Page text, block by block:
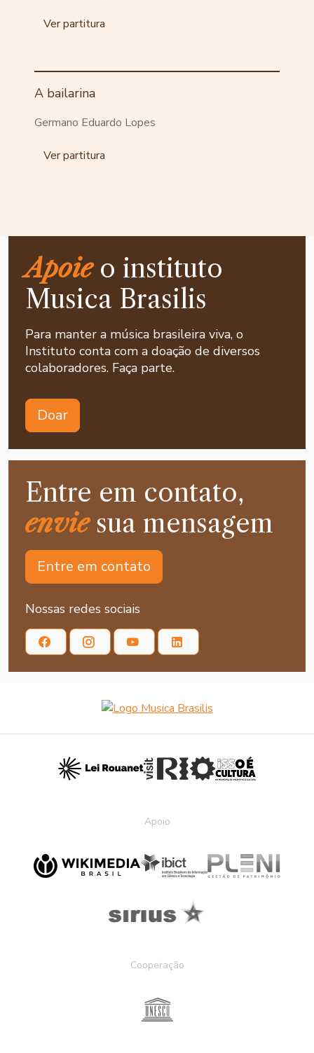
Ver partitura
A bailarina
Germano Eduardo Lopes
Ver partitura
Apoieo instituto
Musica Brasilis
Para manter a música brasileira viva, o
Instituto conta com a doação de diversos
colaboradores. Faça parte.
Doar
Entre em contato,
enviesua mensagem
Entre em contato
Nossas redes sociais
Apoio
Cooperação